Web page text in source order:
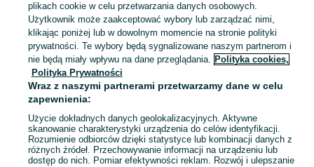
Skorzystaj z największego serwisu ogłoszeniowego - Łask i okolice! - kupuj lub sprzedawaj jeszcze wygodniej w kategorii Usługi!
Mapa kategorii
Mapa miejscowości
Mapa ministron
Popularne wyszukiwania
plikach cookie w celu przetwarzania danych osobowych.
Użytkownik może zaakceptować wybory lub zarządzać nimi,
klikając poniżej lub w dowolnym momencie na stronie polityki
prywatności. Te wybory będą sygnalizowane naszym partnerom i
nie będą miały wpływu na dane przeglądania. Polityka cookies,
Polityka Prywatności
Wraz z naszymi partnerami przetwarzamy dane w celu
zapewnienia:
Użycie dokładnych danych geolokalizacyjnych. Aktywne
skanowanie charakterystyki urządzenia do celów identyfikacji.
Rozumienie odbiorców dzięki statystyce lub kombinacji danych z
różnych źródeł. Przechowywanie informacji na urządzeniu lub
dostęp do nich. Pomiar efektywności reklam. Rozwój i ulepszanie